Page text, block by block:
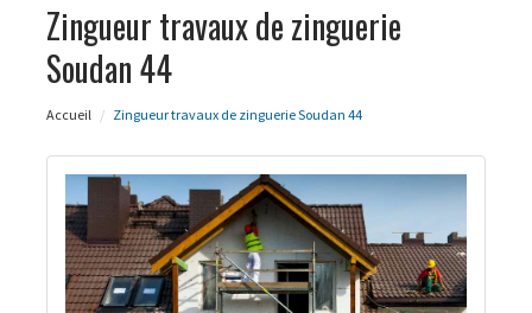
Zingueur travaux de zinguerie
Soudan 44
Accueil Zingueur travaux de zinguerie Soudan 44